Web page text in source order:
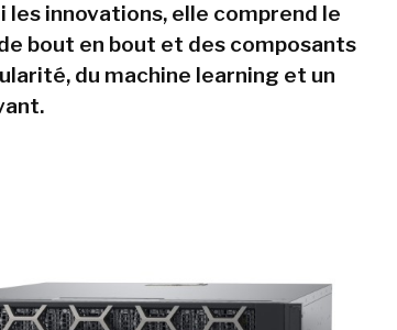
les innovations, elle comprend le
bout en bout et des composants
du machine learning et un